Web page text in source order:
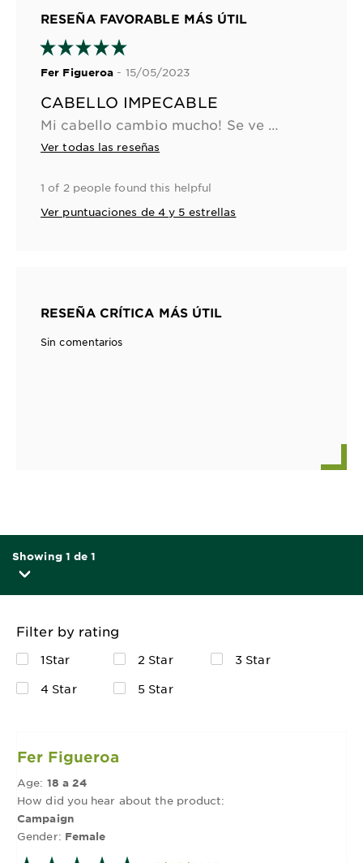
RESEÑA FAVORABLE MÁS ÚTIL
Fer Figueroa - 15/05/2023
CABELLO IMPECABLE
Ver todas las reseñas
1 of 2 people found this helpful
Ver puntuaciones de 4 y 5 estrellas
RESEÑA CRÍTICA MÁS ÚTIL
Sin comentarios
Showing 1 de 1
Filter by rating
1Star 2 Star
3 Star
4 Star
5 Star
Fer Figueroa
Age: 18 a 24
How did you hear about the product:
Campaign
Gender: Female